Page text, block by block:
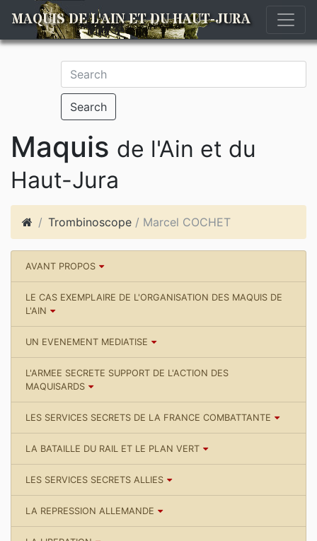
MAQUIS DE L'AIN ET DU HAUT-JURA
Search
Maquis de l'Ain et du
Haut-Jura
Trombinoscope / Marcel COCHET
AVANT PROPOS
LE CAS EXEMPLAIRE DE L'ORGANISATION DES MAQUIS DE
L'AIN
UN EVENEMENT MEDIATISE
L'ARMEE SECRETE SUPPORT DE L'ACTION DES
MAQUISARDS
LES SERVICES SECRETS DE LA FRANCE COMBATTANTE
LA BATAILLE DU RAIL ET LE PLAN VERT
LES SERVICES SECRETS ALLIES
LA REPRESSION ALLEMANDE